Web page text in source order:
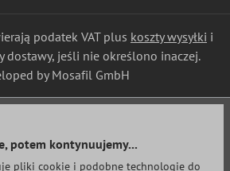
podatek VAT plus koszty wysyłki i
dostawy, jeśli nie określono inaczej.
by Mosafil GmbH
potem kontynuujemy...
pliki cookie i podobne technologie do